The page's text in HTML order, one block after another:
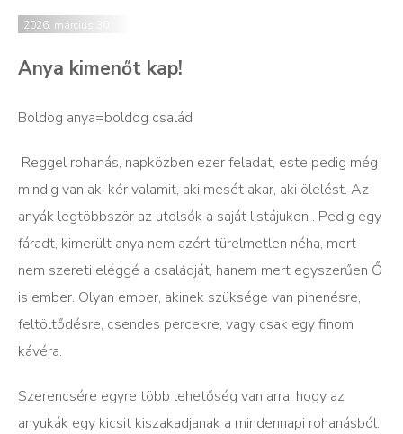
2026. március 30.
Anya kimenőt kap!
Boldog anya=boldog család
Reggel rohanás, napközben ezer feladat, este pedig még
mindig van aki kér valamit, aki mesét akar, aki ölelést. Az
anyák legtöbbször az utolsók a saját listájukon . Pedig egy
fáradt, kimerült anya nem azért türelmetlen néha, mert
nem szereti eléggé a családját, hanem mert egyszerűen Ő
is ember. Olyan ember, akinek szüksége van pihenésre,
feltöltődésre, csendes percekre, vagy csak egy finom
kávéra.
Szerencsére egyre több lehetőség van arra, hogy az
anyukák egy kicsit kiszakadjanak a mindennapi rohanásból.